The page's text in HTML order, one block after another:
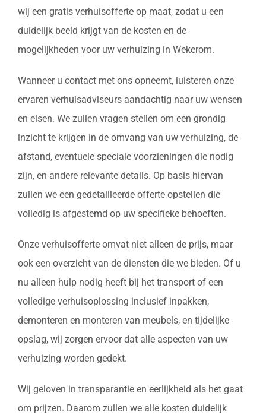
wij een gratis verhuisofferte op maat, zodat u een
duidelijk beeld krijgt van de kosten en de
mogelijkheden voor uw verhuizing in Wekerom.
Wanneer u contact met ons opneemt, luisteren onze
ervaren verhuisadviseurs aandachtig naar uw wensen
en eisen. We zullen vragen stellen om een grondig
inzicht te krijgen in de omvang van uw verhuizing, de
afstand, eventuele speciale voorzieningen die nodig
zijn, en andere relevante details. Op basis hiervan
zullen we een gedetailleerde offerte opstellen die
volledig is afgestemd op uw specifieke behoeften.
Onze verhuisofferte omvat niet alleen de prijs, maar
ook een overzicht van de diensten die we bieden. Of u
nu alleen hulp nodig heeft bij het transport of een
volledige verhuisoplossing inclusief inpakken,
demonteren en monteren van meubels, en tijdelijke
opslag, wij zorgen ervoor dat alle aspecten van uw
verhuizing worden gedekt.
Wij geloven in transparantie en eerlijkheid als het gaat
om prijzen. Daarom zullen we alle kosten duidelijk